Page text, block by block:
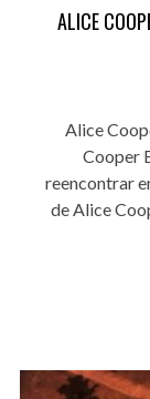
ALICE
Alice
Cooper
reencontrar
de Alice